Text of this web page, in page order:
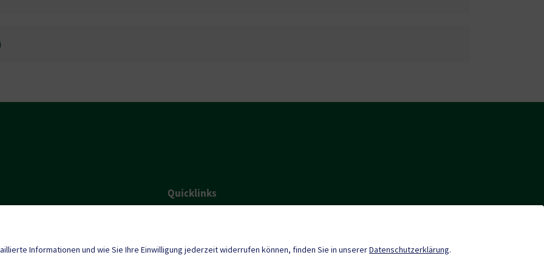
Quicklinks
Informationen und wie Sie Ihre Einwilligung jederzeit widerrufen können, finden Sie in unsererDatenschutzerklärung.